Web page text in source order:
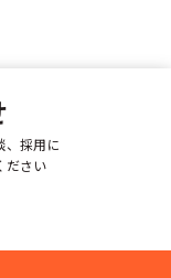
、採用に
ださい